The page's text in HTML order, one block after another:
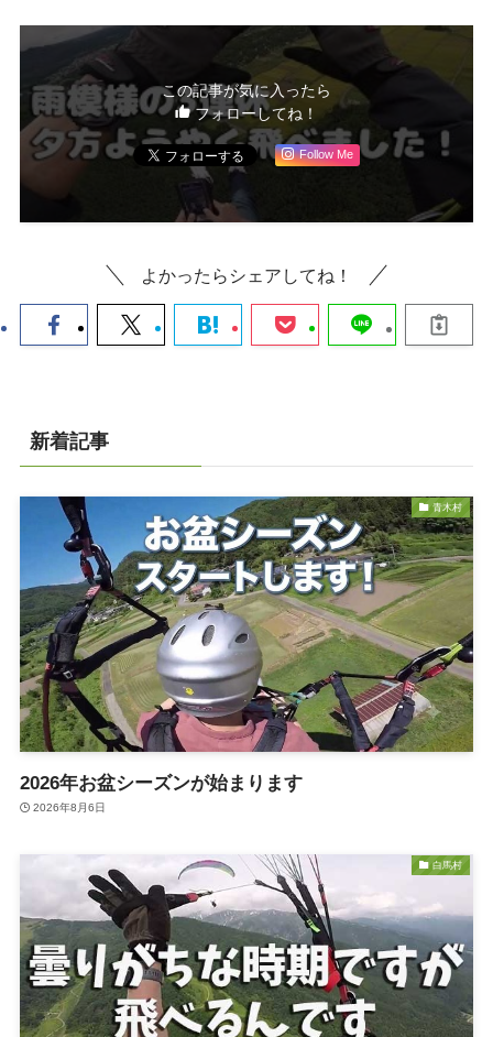
この記事が気に入ったら
フォローしてね！
Follow Me
よかったらシェアしてね！
新着記事
青木村
2026年お盆シーズンが始まります
2026年8月6日
白馬村